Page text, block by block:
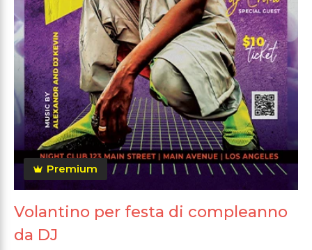
Premium
Volantino per festa di compleanno
da DJ